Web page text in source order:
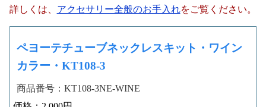
詳しくは、 アクセサリー全般のお手入れをご覧ください。
ペヨーテチューブネックレスキット・ワイン
カラー・KT108-3
商品番号：KT108-3NE-WINE